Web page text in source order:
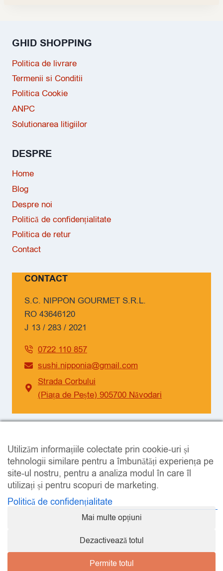
GHID SHOPPING
Politica de livrare
Termenii si Conditii
Politica Cookie
ANPC
Solutionarea litigiilor
DESPRE
Home
Blog
Despre noi
Politică de confidențialitate
Politica de retur
Contact
CONTACT
S.C. NIPPON GOURMET S.R.L.
RO 43646120
J 13 / 283 / 2021
0722 110 857
sushi.nipponia@gmail.com
Strada Corbului
(Piața de Pește) 905700 Năvodari
Facebook
Instagram
Utilizăm informațiile colectate prin cookie-uri și
tehnologii similare pentru a îmbunătăți experiența pe
site-ul nostru, pentru a analiza modul în care îl
utilizați și pentru scopuri de marketing.
Politică de confidențialitate
Mai multe opțiuni
Dezactivează totul
Permite totul